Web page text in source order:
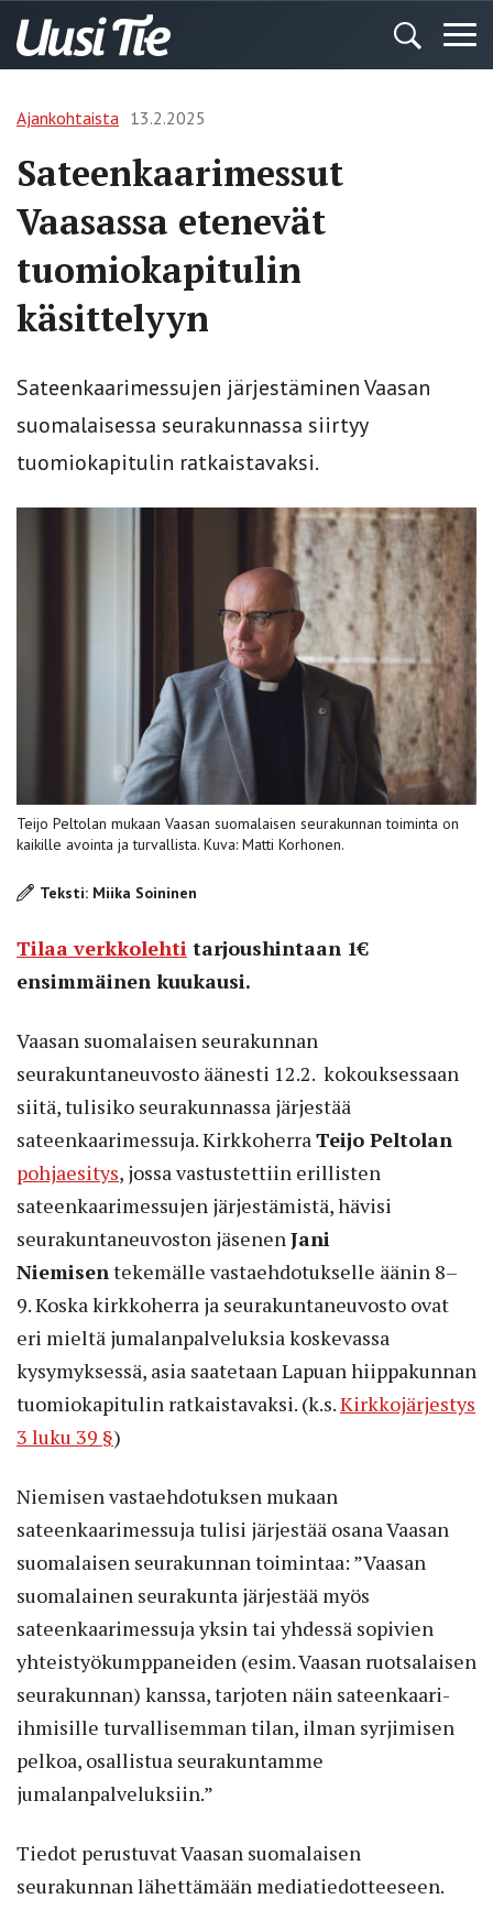
Ajankohtaista 13.2.2025
Sateenkaarimessut
Vaasassa etenevät
tuomiokapitulin
käsittelyyn
Sateenkaarimessujen järjestäminen Vaasan
suomalaisessa seurakunnassa siirtyy
tuomiokapitulin ratkaistavaksi.
Teijo Peltolan mukaan Vaasan suomalaisen seurakunnan toiminta on
kaikille avointa ja turvallista. Kuva: Matti Korhonen.
Teksti: Miika Soininen
Tilaa verkkolehti tarjoushintaan 1€
ensimmäinen kuukausi.
Vaasan suomalaisen seurakunnan
seurakuntaneuvosto äänesti 12.2. kokouksessaan
siitä, tulisiko seurakunnassa järjestää
sateenkaarimessuja. Kirkkoherra Teijo Peltolan
pohjaesitys, jossa vastustettiin erillisten
sateenkaarimessujen järjestämistä, hävisi
seurakuntaneuvoston jäsenen Jani
Niemisen tekemälle vastaehdotukselle äänin 8–
9. Koska kirkkoherra ja seurakuntaneuvosto ovat
eri mieltä jumalanpalveluksia koskevassa
kysymyksessä, asia saatetaan Lapuan hiippakunnan
tuomiokapitulin ratkaistavaksi. (k.s.Kirkkojärjestys
3 luku 39 §)
Niemisen vastaehdotuksen mukaan
sateenkaarimessuja tulisi järjestää osana Vaasan
suomalaisen seurakunnan toimintaa: ”Vaasan
suomalainen seurakunta järjestää myös
sateenkaarimessuja yksin tai yhdessä sopivien
yhteistyökumppaneiden (esim. Vaasan ruotsalaisen
seurakunnan) kanssa, tarjoten näin sateenkaari-
ihmisille turvallisemman tilan, ilman syrjimisen
pelkoa, osallistua seurakuntamme
jumalanpalveluksiin.”
Tiedot perustuvat Vaasan suomalaisen
seurakunnan lähettämään mediatiedotteeseen.